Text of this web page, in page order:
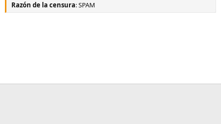
Razón de la censura: SPAM